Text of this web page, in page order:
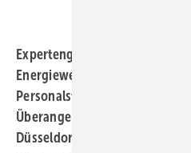
Expertengespräch dreier
Energiewende über die Pflege
Personalstruktur auch in
Überangebots an Stellen:
Düsseldorfer Stadtwerken, Lisa